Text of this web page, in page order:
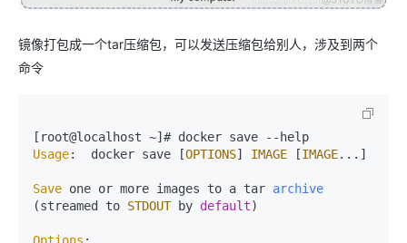
镜像打包成一个tar压缩包，可以发送压缩包给别人，涉及到两个
命令
Usage:  docker save [OPTIONS] IMAGE [IMAGE...]
Save one or more images to a tar archive
(streamed to STDOUT by default)
Options :